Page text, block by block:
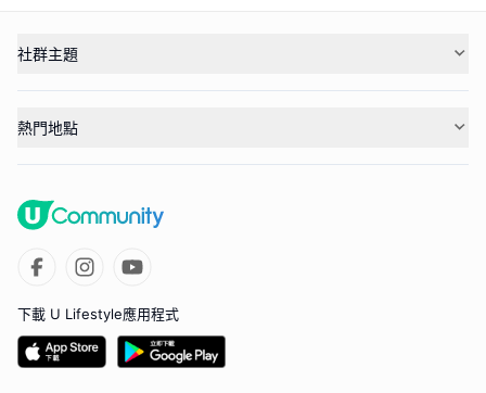
社群主題
熱門地點
下載 U Lifestyle應用程式